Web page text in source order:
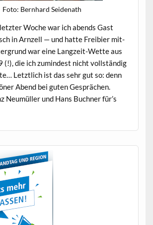
Foto: Bern­hard Seidenath
Woche war ich abends Gast
in Arnzell — und hat­te Frei­bier mit­
war eine Langzeit-Wette aus
(!), die ich zumin­d­est nicht voll­ständig
Let­ztlich ist das sehr gut so: denn
Abend bei guten Gesprächen.
Neumüller und Hans Buch­n­er für’s